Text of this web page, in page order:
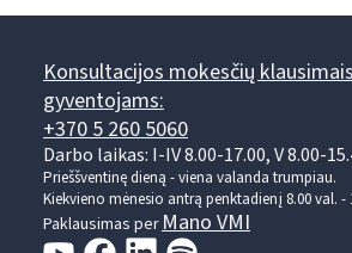
Konsultacijos mokesčių
gyventojams:
+370 5 260 5060
Darbo laikas: I-IV 8.00-17.00, V 8.00-
Prieššventinę dieną - viena valanda trumpiau.
Kiekvieno mėnesio antrą penktadienį 8.00 val. -
Paklausimas perMano VMI